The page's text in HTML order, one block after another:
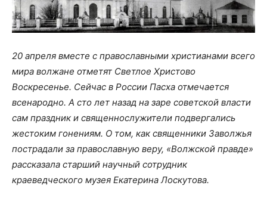
20 апреля вместе с православными христианами всего
мира волжане отметят Светлое Христово
Воскресенье. Сейчас в России Пасха отмечается
всенародно. А сто лет назад на заре советской власти
сам праздник и священнослужители подвергались
жестоким гонениям. О том, как священники Заволжья
пострадали за православную веру, «Волжской правде»
рассказала старший научный сотрудник
краеведческого музея Екатерина Лоскутова.